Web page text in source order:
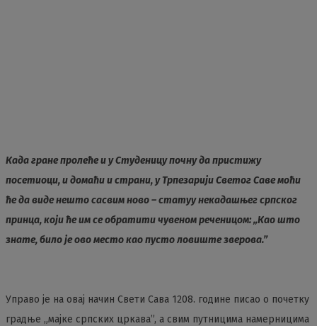
Када гране пролеће и у Студеницу почну да пристижу
посетиоци, и домаћи и страни, у Трпезарији Светог Саве моћи
ће да виде нешто сасвим ново – статуу некадашњег српског
принца, који ће им се обратити чувеном реченицом: „Као што
знате, било је ово место као пусто ловиште зверова.”
Управо је на овај начин Свети Сава 1208. године писао о почетку
градње „мајке српских цркава”, а свим путницима намерницима